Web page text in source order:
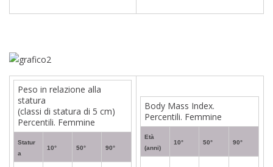
Peso in relazione alla
statura
(classi di statura di 5 cm)
Percentili. Femmine
Statur
a
10° 50° 90°
Body Mass Index.
Percentili. Femmine
Età
(anni)
10° 50° 90°